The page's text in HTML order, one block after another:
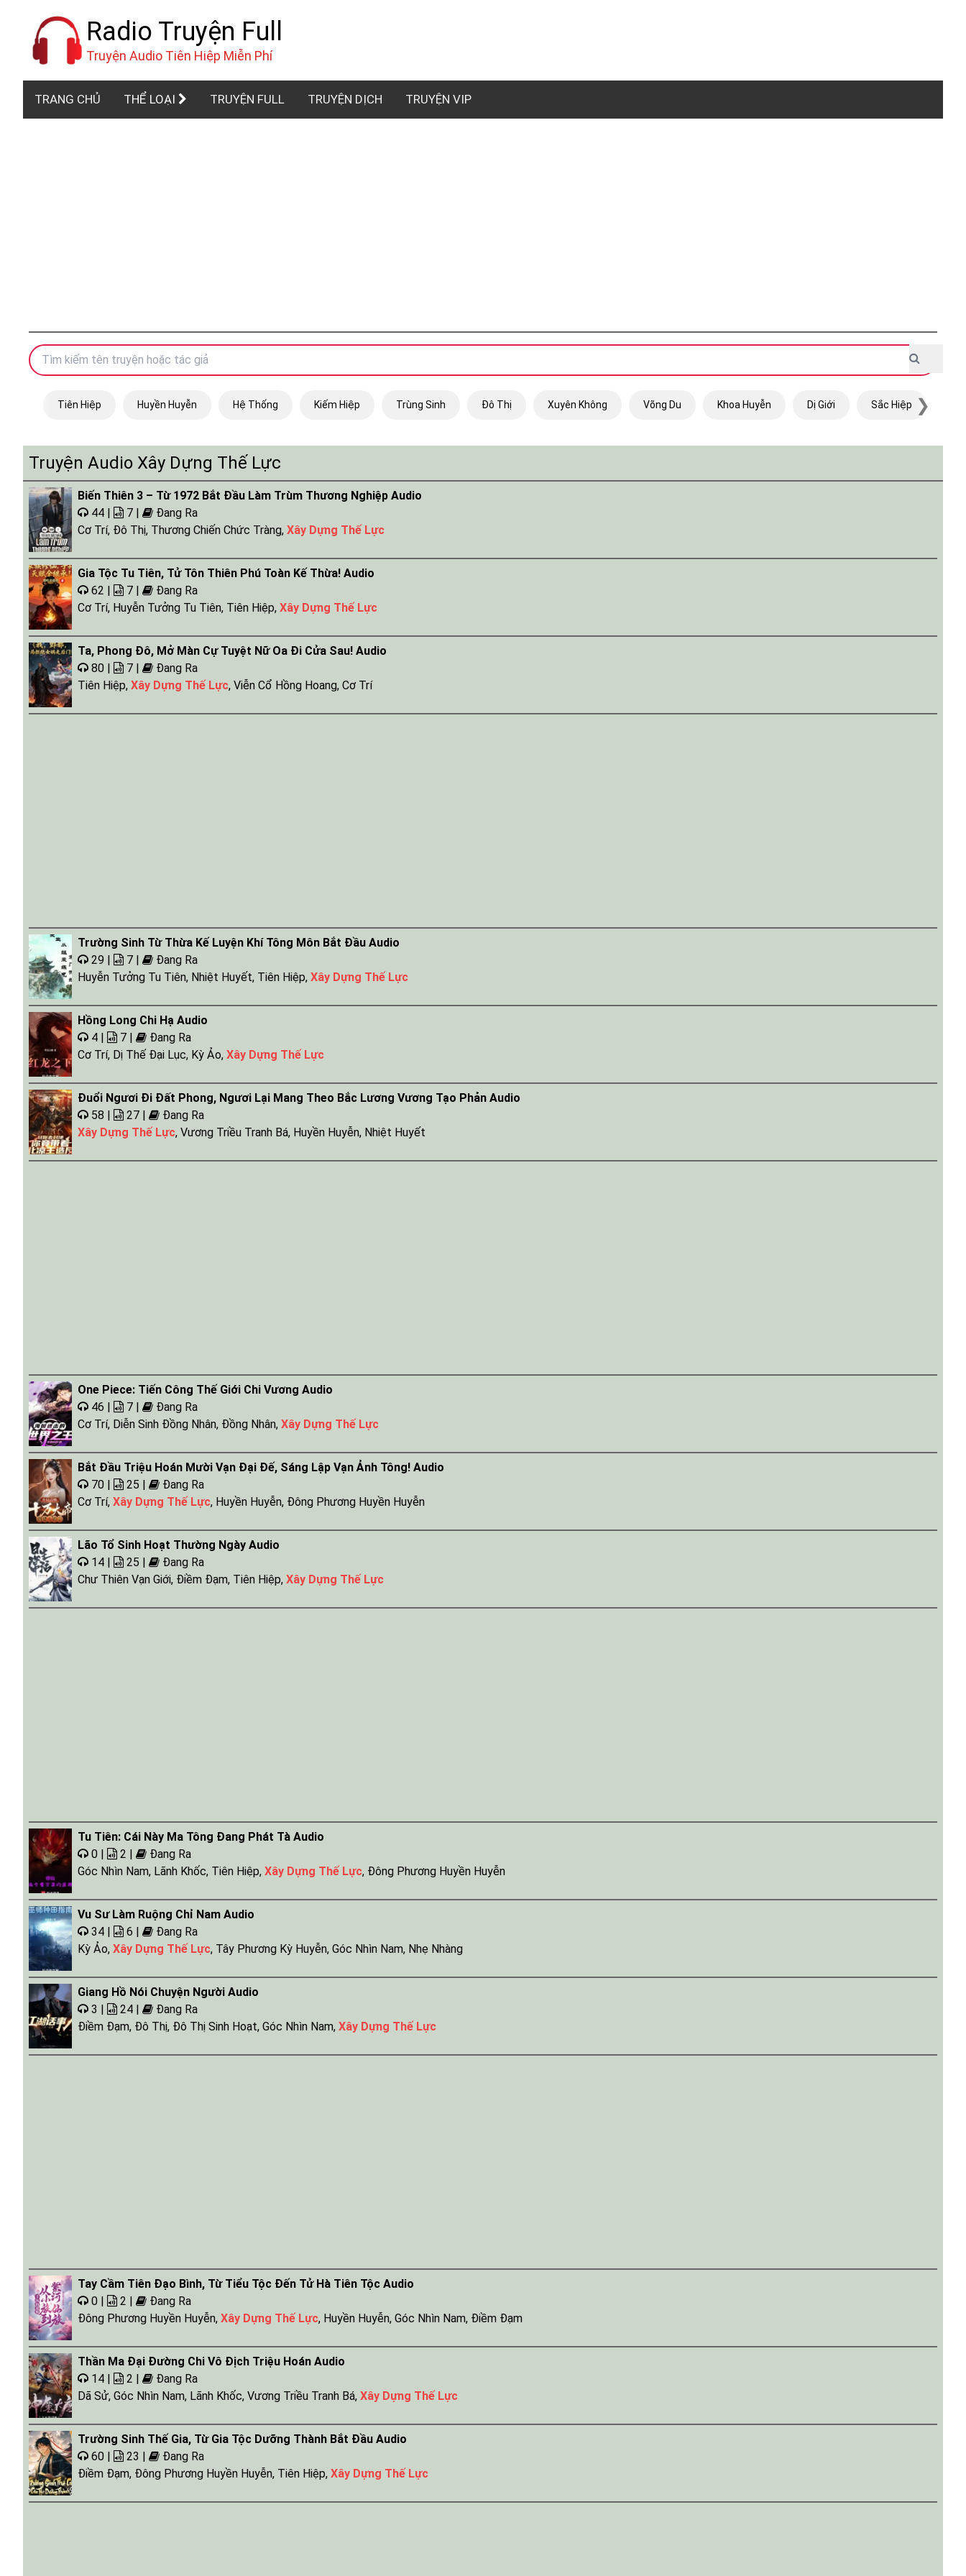
Radio Truyện Full
Truyện Audio Tiên Hiệp Miễn Phí
TRANG CHỦ THỂ LOẠI TRUYỆN FULL TRUYỆN DỊCH TRUYỆN VIP
Tiên Hiệp Huyền Huyễn Hệ Thống Kiếm Hiệp Trùng Sinh Đô Thị Xuyên Không Võng Du Khoa Huyễn Dị Giới Sắc Hiệp ❯
Truyện Audio Xây Dựng Thế Lực
Biến Thiên 3 – Từ 1972 Bắt Đầu Làm Trùm Thương Nghiệp Audio
44 |
7 |
Đang Ra
Cơ Trí, Đô Thị, Thương Chiến Chức Tràng, Xây Dựng Thế Lực
Gia Tộc Tu Tiên, Tử Tôn Thiên Phú Toàn Kế Thừa! Audio
62 |
7 |
Đang Ra
Cơ Trí, Huyễn Tưởng Tu Tiên, Tiên Hiệp, Xây Dựng Thế Lực
Ta, Phong Đô, Mở Màn Cự Tuyệt Nữ Oa Đi Cửa Sau! Audio
80 |
7 |
Đang Ra
Tiên Hiệp, Xây Dựng Thế Lực, Viễn Cổ Hồng Hoang, Cơ Trí
Trường Sinh Từ Thừa Kế Luyện Khí Tông Môn Bắt Đầu Audio
29 |
7 |
Đang Ra
Huyễn Tưởng Tu Tiên, Nhiệt Huyết, Tiên Hiệp, Xây Dựng Thế Lực
Hồng Long Chi Hạ Audio
4 |
7 |
Đang Ra
Cơ Trí, Dị Thế Đại Lục, Kỳ Ảo, Xây Dựng Thế Lực
Đuổi Ngươi Đi Đất Phong, Ngươi Lại Mang Theo Bắc Lương Vương Tạo Phản Audio
58 |
27 |
Đang Ra
Xây Dựng Thế Lực, Vương Triều Tranh Bá, Huyền Huyễn, Nhiệt Huyết
One Piece: Tiến Công Thế Giới Chi Vương Audio
46 |
7 |
Đang Ra
Cơ Trí, Diễn Sinh Đồng Nhân, Đồng Nhân, Xây Dựng Thế Lực
Bắt Đầu Triệu Hoán Mười Vạn Đại Đế, Sáng Lập Vạn Ảnh Tông! Audio
70 |
25 |
Đang Ra
Cơ Trí, Xây Dựng Thế Lực, Huyền Huyễn, Đông Phương Huyền Huyễn
Lão Tổ Sinh Hoạt Thường Ngày Audio
14 |
25 |
Đang Ra
Chư Thiên Vạn Giới, Điềm Đạm, Tiên Hiệp, Xây Dựng Thế Lực
Tu Tiên: Cái Này Ma Tông Đang Phát Tà Audio
0 |
2 |
Đang Ra
Góc Nhìn Nam, Lãnh Khốc, Tiên Hiệp, Xây Dựng Thế Lực, Đông Phương Huyền Huyễn
Vu Sư Làm Ruộng Chỉ Nam Audio
34 |
6 |
Đang Ra
Kỳ Ảo, Xây Dựng Thế Lực, Tây Phương Kỳ Huyễn, Góc Nhìn Nam, Nhẹ Nhàng
Giang Hồ Nói Chuyện Người Audio
3 |
24 |
Đang Ra
Điềm Đạm, Đô Thị, Đô Thị Sinh Hoạt, Góc Nhìn Nam, Xây Dựng Thế Lực
Tay Cầm Tiên Đạo Bình, Từ Tiểu Tộc Đến Tử Hà Tiên Tộc Audio
0 |
2 |
Đang Ra
Đông Phương Huyền Huyễn, Xây Dựng Thế Lực, Huyền Huyễn, Góc Nhìn Nam, Điềm Đạm
Thần Ma Đại Đường Chi Vô Địch Triệu Hoán Audio
14 |
2 |
Đang Ra
Dã Sử, Góc Nhìn Nam, Lãnh Khốc, Vương Triều Tranh Bá, Xây Dựng Thế Lực
Trường Sinh Thế Gia, Từ Gia Tộc Dưỡng Thành Bắt Đầu Audio
60 |
23 |
Đang Ra
Điềm Đạm, Đông Phương Huyền Huyễn, Tiên Hiệp, Xây Dựng Thế Lực